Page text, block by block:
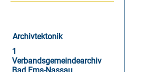
Archivtektonik
1
Verbandsgemeindearchiv